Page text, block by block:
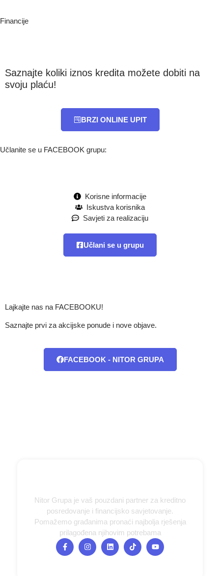
Financije
Saznajte koliki iznos kredita možete dobiti na
svoju plaću!
BRZI ONLINE UPIT
Učlanite se u FACEBOOK grupu:
Korisne informacije
Iskustva korisnika
Savjeti za realizaciju
Učlani se u grupu
Lajkajte nas na FACEBOOKU!
Saznajte prvi za akcijske ponude i nove objave.
FACEBOOK - NITOR GRUPA
Nitor Grupa je vaš pouzdani partner za kreditno
posredovanje i financijsko savjetovanje.
Pomažemo građanima pronaći najbolja rješenja
prilagođena njihovim potrebama